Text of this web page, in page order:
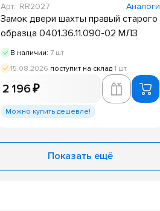
Арт.: RR2027 Аналоги
Замок двери шахты правый старого
образца 0401.36.11.090-02 МЛЗ
В наличии: 7 шт
15.08.2026 поступит на склад 1 шт
2 196 ₽
Можно купить дешевле!
Показать ещё